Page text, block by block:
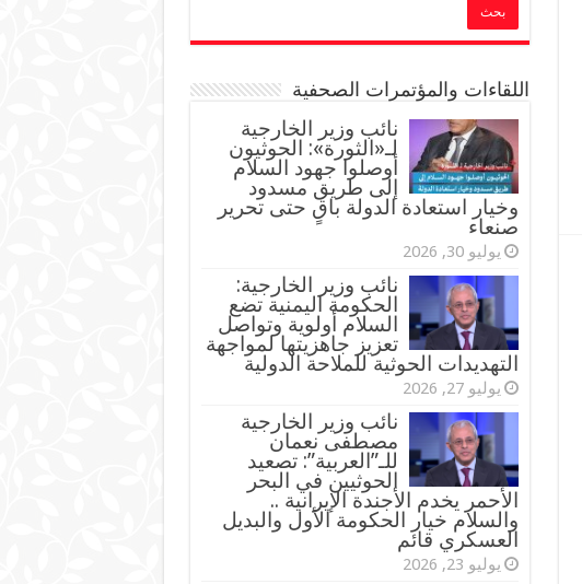
اللقاءات والمؤتمرات الصحفية
‏نائب وزير الخارجية
لـ«الثورة»: الحوثيون
أوصلوا جهود السلام
إلى طريق مسدود
وخيار استعادة الدولة باقٍ حتى تحرير
صنعاء
يوليو 30, 2026
نائب وزير الخارجية:
الحكومة اليمنية تضع
السلام أولوية وتواصل
تعزيز جاهزيتها لمواجهة
التهديدات الحوثية للملاحة الدولية
يوليو 27, 2026
نائب وزير الخارجية
مصطفى نعمان
للـ”العربية”: تصعيد
الحوثيين في البحر
الأحمر يخدم الأجندة الإيرانية ..
والسلام خيار الحكومة الأول والبديل
العسكري قائم
يوليو 23, 2026